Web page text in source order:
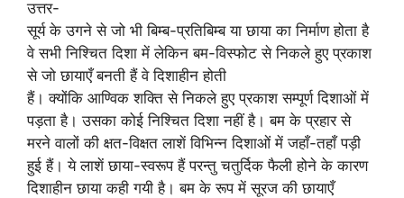
उत्तर-
सूर्य के उगने से जो भी बिम्ब-प्रतिबिम्ब या छाया का निर्माण होता है
वे सभी निश्चित दिशा में लेकिन बम-विस्फोट से निकले हुए प्रकाश
से जो छायाएँ बनती हैं वे दिशाहीन होती
हैं। क्योंकि आण्विक शक्ति से निकले हुए प्रकाश सम्पूर्ण दिशाओं में
पड़ता है। उसका कोई निश्चित दिशा नहीं है। बम के प्रहार से
मरने वालों की क्षत-विक्षत लाशें विभिन्न दिशाओं में जहाँ-तहाँ पड़ी
हुई हैं। ये लाशें छाया-स्वरूप हैं परन्तु चतुर्दिक फैली होने के कारण
दिशाहीन छाया कही गयी है। बम के रूप में सूरज की छायाएँ